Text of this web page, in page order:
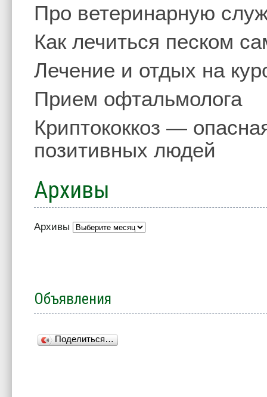
Про ветеринарную
Как лечиться песком
Лечение и отдых на
Прием офтальмолога
Криптококкоз —
позитивных людей
Архивы
Архивы
Объявления
Поделиться…